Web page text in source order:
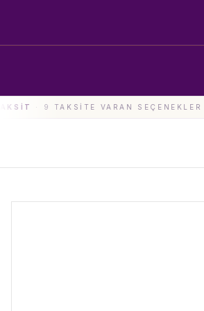
· 9 TAKSITE VARAN SEÇENEKLER